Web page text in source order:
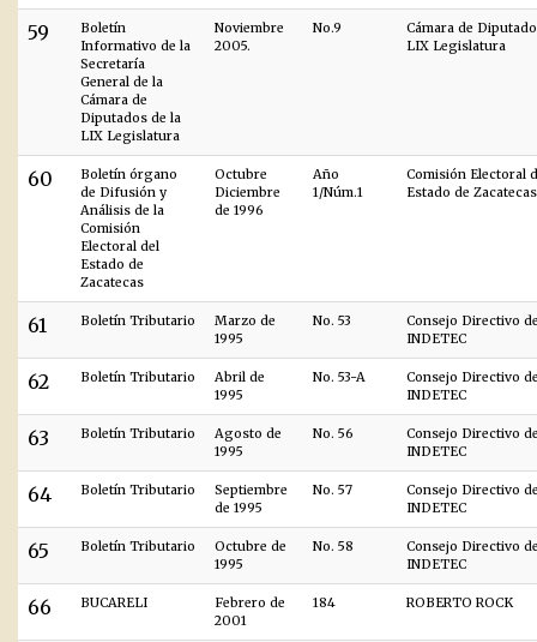
59
Boletín
Informativo de la
Secretaría
General de la
Cámara de
Diputados de la
LIX Legislatura
Noviembre
2005.
No.9
Cámara de
LIX Legislatura
60
Boletín órgano
de Difusión y
Análisis de la
Comisión
Electoral del
Estado de
Zacatecas
Octubre
Diciembre
de 1996
Año
1/Núm.1
Comisión Electoral
Estado de Zacatecas
61 Boletín Tributario
Marzo de
1995
No. 53
Consejo Directivo
INDETEC
62 Boletín Tributario
Abril de
1995
No. 53-A
Consejo Directivo
INDETEC
63 Boletín Tributario
Agosto de
1995
No. 56
Consejo Directivo
INDETEC
64 Boletín Tributario
Septiembre
de 1995
No. 57
Consejo Directivo
INDETEC
65 Boletín Tributario
Octubre de
1995
No. 58
Consejo Directivo
INDETEC
66 BUCARELI
Febrero de
2001
184 ROBERTO ROCK